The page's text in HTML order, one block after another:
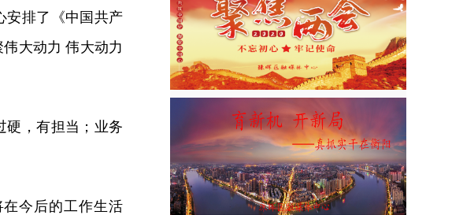
安排了《中国共产
大动力 伟大动力
硬，有担当；业务
今后的工作生活